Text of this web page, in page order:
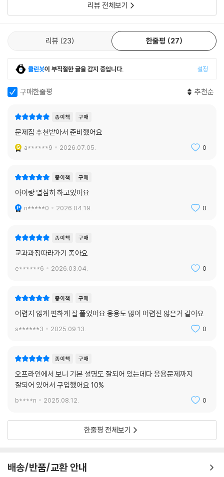
리뷰 전체보기
리뷰 23 한줄평 27
클린봇이 부적절한 글을 감지 중입니다. 설정
구매한줄평 추천순
종이책 구매
문제집 추천받아서 준비했어요
a******9 2026.07.05. 0
종이책 구매
아이랑 열심히 하고있어요
n*****0 2026.04.19. 0
종이책 구매
교과과정따라가기 좋아요
e******6 2026.03.04. 0
종이책 구매
어렵지 않게 편하게 잘 풀었어요 응용도 많이 어렵진 않은거 같아요
s******3 2025.09.13. 0
종이책 구매
오프라인에서 보니 기본 설명도 잘되어 있는데다 응용문제까지
잘되어 있어서 구입했어요 10%
b****n 2025.08.12. 0
한줄평 전체보기
배송/반품/교환 안내